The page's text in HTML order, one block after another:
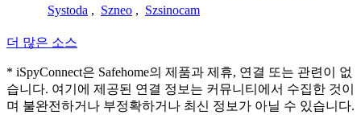
Systoda , Szneo , Szsinocam
더 많은 소스
* iSpyConnect은 Safehome의 제품과 제휴, 연결 또는 관련이 없
습니다. 여기에 제공된 연결 정보는 커뮤니티에서 수집한 것이
며 불완전하거나 부정확하거나 최신 정보가 아닐 수 있습니다.